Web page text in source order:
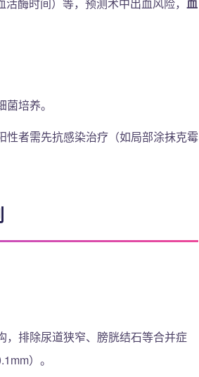
培养。
性者需先抗感染治疗（如局部涂抹克霉
，排除尿道狭窄、膀胱结石等合并症
）。